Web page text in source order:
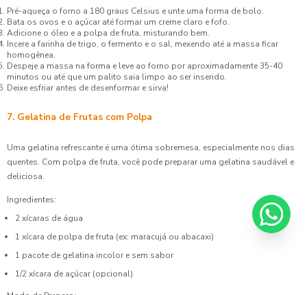
Pré-aqueça o forno a 180 graus Celsius e unte uma forma de bolo.
Bata os ovos e o açúcar até formar um creme claro e fofo.
Adicione o óleo e a polpa de fruta, misturando bem.
Incere a farinha de trigo, o fermento e o sal, mexendo até a massa ficar
homogênea.
Despeje a massa na forma e leve ao forno por aproximadamente 35-40
minutos ou até que um palito saia limpo ao ser inserido.
Deixe esfriar antes de desenformar e sirva!
7. Gelatina de Frutas com Polpa
Uma gelatina refrescante é uma ótima sobremesa, especialmente nos dias
quentes. Com polpa de fruta, você pode preparar uma gelatina saudável e
deliciosa.
Ingredientes:
2 xícaras de água
1 xícara de polpa de fruta (ex: maracujá ou abacaxi)
1 pacote de gelatina incolor e sem sabor
1/2 xícara de açúcar (opcional)